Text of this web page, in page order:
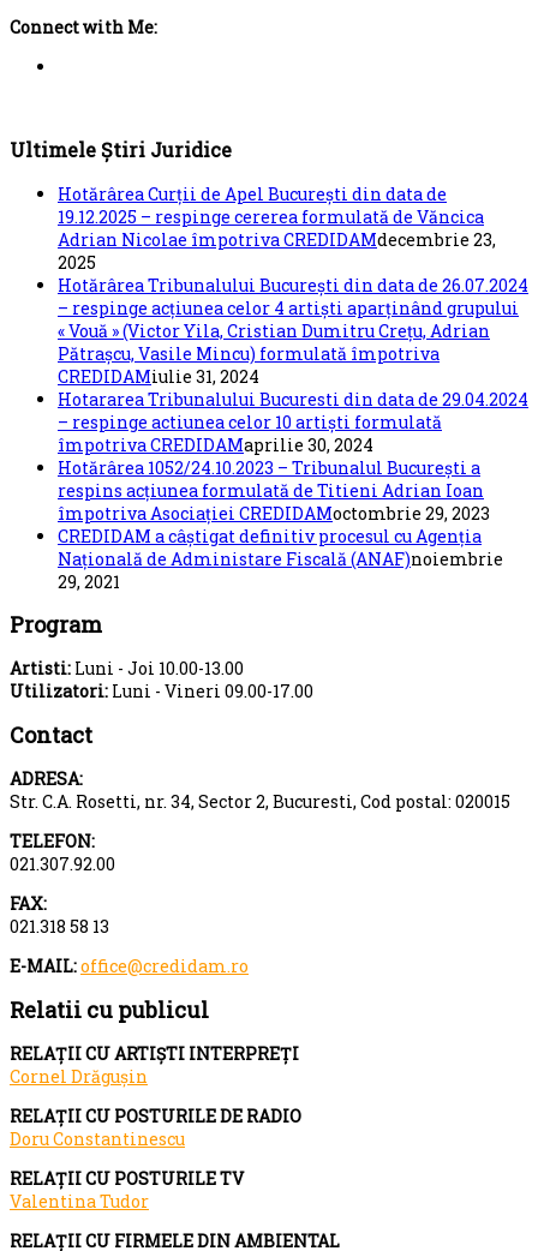
Connect with Me:
Ultimele Știri Juridice
Hotărârea Curții de Apel București din data de
19.12.2025 – respinge cererea formulată de Văncica
Adrian Nicolae împotriva CREDIDAMdecembrie 23,
2025
Hotărârea Tribunalului București din data de 26.07.2024
– respinge acțiunea celor 4 artiști aparținând grupului
« Vouă » (Victor Yila, Cristian Dumitru Crețu, Adrian
Pătrașcu, Vasile Mincu) formulată împotriva
CREDIDAMiulie 31, 2024
Hotararea Tribunalului Bucuresti din data de 29.04.2024
– respinge actiunea celor 10 artiști formulată
împotriva CREDIDAMaprilie 30, 2024
Hotărârea 1052/24.10.2023 – Tribunalul București a
respins acțiunea formulată de Titieni Adrian Ioan
împotriva Asociației CREDIDAMoctombrie 29, 2023
CREDIDAM a câștigat definitiv procesul cu Agenția
Națională de Administare Fiscală (ANAF)noiembrie
29, 2021
Program
Artisti: Luni - Joi 10.00-13.00
Utilizatori: Luni - Vineri 09.00-17.00
Contact
ADRESA:
Str. C.A. Rosetti, nr. 34, Sector 2, Bucuresti, Cod postal: 020015
TELEFON:
021.307.92.00
FAX:
021.318 58 13
E-MAIL:office@credidam.ro
Relatii cu publicul
RELAȚII CU ARTIȘTI INTERPREȚI
Cornel Drăgușin
RELAȚII CU POSTURILE DE RADIO
Doru Constantinescu
RELAȚII CU POSTURILE TV
Valentina Tudor
RELAȚII CU FIRMELE DIN AMBIENTAL